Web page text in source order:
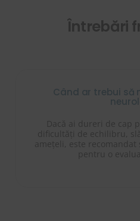
Întrebări
Când ar trebui să
Dacă ai dureri de cap
dificultăți de echilibru,
amețeli, este
pentru o